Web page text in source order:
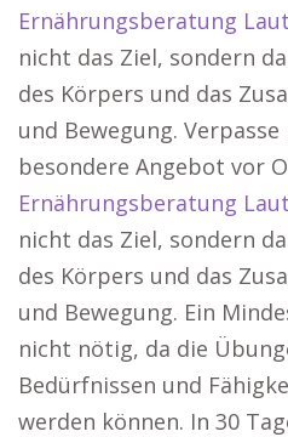
Ernährungsberatung
nicht das Ziel, sondern
des Körpers und das
und Bewegung.
besondere Angebot vor
Ernährungsberatung
nicht das Ziel, sondern
des Körpers und das
und Bewegung. Ein
nicht nötig, da die
Bedürfnissen und
werden können. In 30